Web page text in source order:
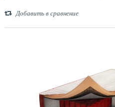
Добавить в сравнение